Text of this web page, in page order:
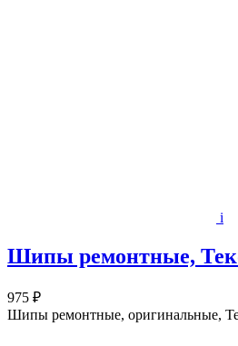
i
Шипы ремонтные,
975 ₽
Шипы ремонтные, оригинальные,